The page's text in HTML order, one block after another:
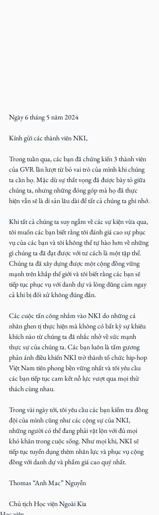
Ngày 6 tháng 5 năm 2024
Kính gửi các thành viên NKI,
Trong tuần qua, các bạn đã chứng kiến 3 thành viên
của GVR lần lượt từ bỏ vai trò của mình khi chúng
ta cần họ. Mặc dù sự thất vọng đã được bày tỏ giữa
chúng ta, nhưng những đóng góp mà họ đã thực
hiện vẫn sẽ là di sản lâu dài để tất cả chúng ta ghi nhớ.
Khi tất cả chúng ta suy ngẫm về các sự kiện vừa qua,
tôi muốn các bạn biết rằng tôi đánh giá cao sự phục
vụ của các bạn và tôi không thể tự hào hơn về những
gì chúng ta đã đạt được với tư cách là một tập thể.
Chúng ta đã xây dựng được một cộng đồng vững
mạnh trên khắp thế giới và tôi biết rằng các bạn sẽ
tiếp tục phục vụ với danh dự và lòng dũng cảm ngay
cả khi bị đối xử không đúng đắn.
Các cuộc tấn công nhắm vào NKI do những cá
nhân ghen tị thực hiện mà không có bất kỳ sự khiêu
khích nào từ chúng ta đã nhắc nhở về sức mạnh
thực sự của chúng ta. Các bạn luôn là tấm gương
phản ánh điều khiến NKI trở thành tổ chức hip-hop
Việt Nam tiên phong bền vững nhất và tôi yêu cầu
các bạn tiếp tục cam kết nỗ lực vượt qua mọi thử
thách cùng nhau.
Trong vài ngày tới, tôi yêu cầu các bạn kiểm tra đồng
đội của mình cũng như các cộng sự của NKI,
những người có thể đang phải vật lộn với đủ mọi
khó khăn trong cuộc sống. Như mọi khi, NKI sẽ
tiếp tục tuyển dụng thêm nhân lực và phục vụ cộng
đồng với danh dự và phẩm giá cao quý nhất.
Thomas “Anh Mac” Nguyễn
Chủ tịch Học viện Ngoài Kia